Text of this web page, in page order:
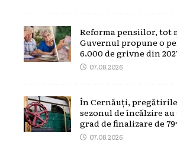
Reforma pensiilor, tot
Guvernul propune o
6.000 de grivne din
07.08.2026
În Cernăuți,
sezonul de încălzire au
grad de finalizare de
07.08.2026